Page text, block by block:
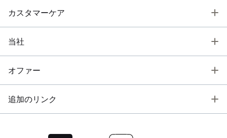
カスタマーケア
当社
オファー
追加のリンク